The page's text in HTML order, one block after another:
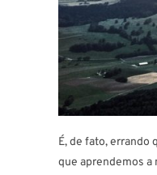
É, de fato, errando
que aprendemos a